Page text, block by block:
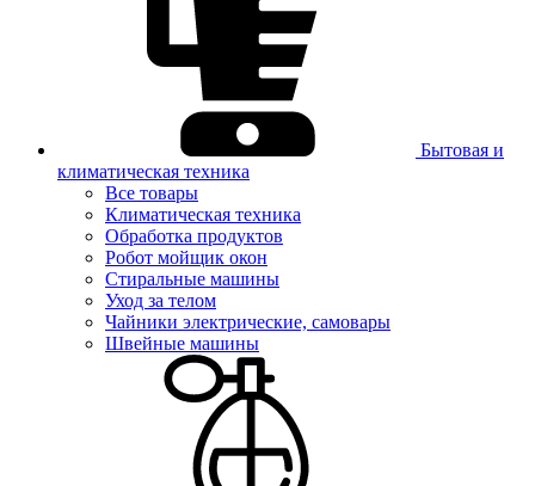
Бытовая и
климатическая техника
Все товары
Климатическая техника
Обработка продуктов
Робот мойщик окон
Стиральные машины
Уход за телом
Чайники электрические, самовары
Швейные машины